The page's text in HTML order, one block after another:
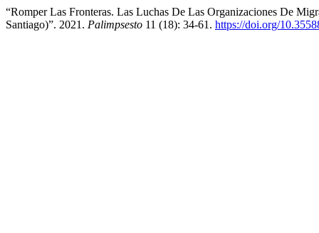
“Romper Las Fronteras. Las Luchas De Las Organizaciones De
Santiago)”. 2021. Palimpsesto 11 (18): 34-61. https://doi.org/